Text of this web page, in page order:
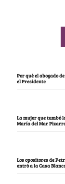
Por qué el abogado
el Presidente
La mujer que tumbó
María del Mar
Los opositores de
entró a la Casa